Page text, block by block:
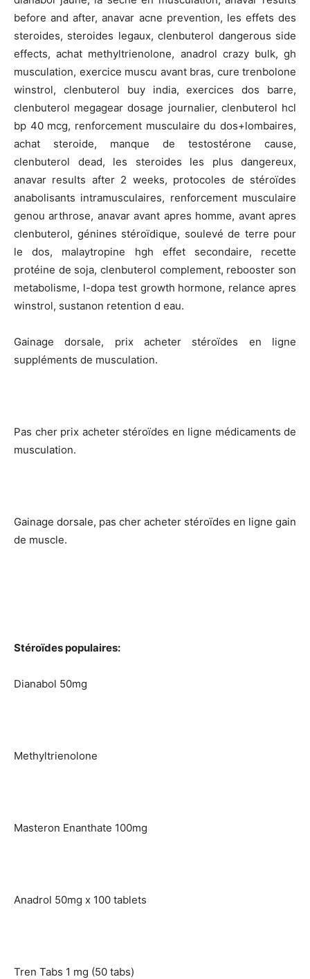
before and after, anavar acne prevention, les effets des
steroides, steroides legaux, clenbuterol dangerous side
effects, achat methyltrienolone, anadrol crazy bulk, gh
musculation, exercice muscu avant bras, cure trenbolone
winstrol, clenbuterol buy india, exercices dos barre,
clenbuterol megagear dosage journalier, clenbuterol hcl
bp 40 mcg, renforcement musculaire du dos+lombaires,
achat steroide, manque de testostérone cause,
clenbuterol dead, les steroides les plus dangereux,
anavar results after 2 weeks, protocoles de stéroïdes
anabolisants intramusculaires, renforcement musculaire
genou arthrose, anavar avant apres homme, avant apres
clenbuterol, génines stéroïdique, soulevé de terre pour
le dos, malaytropine hgh effet secondaire, recette
protéine de soja, clenbuterol complement, rebooster son
metabolisme, l-dopa test growth hormone, relance apres
winstrol, sustanon retention d eau.
Gainage dorsale, prix acheter stéroïdes en ligne
suppléments de musculation.
Pas cher prix acheter stéroïdes en ligne médicaments de
musculation.
Gainage dorsale, pas cher acheter stéroïdes en ligne gain
de muscle.
Stéroïdes populaires:
Dianabol 50mg
Methyltrienolone
Masteron Enanthate 100mg
Anadrol 50mg x 100 tablets
Tren Tabs 1 mg (50 tabs)